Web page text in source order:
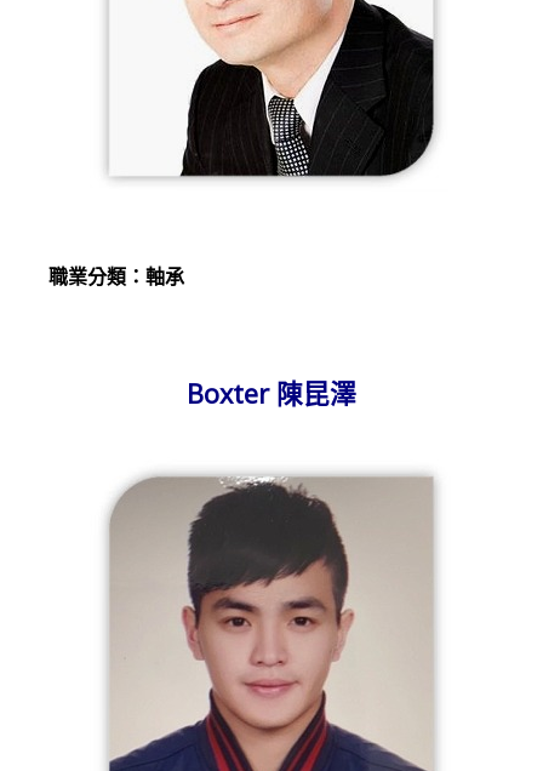
職業分類：軸承
Boxter 陳昆澤